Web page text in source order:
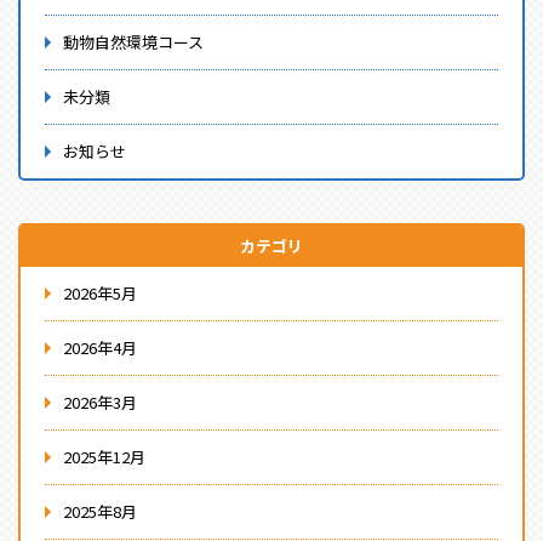
動物自然環境コース
未分類
お知らせ
カテゴリ
2026年5月
2026年4月
2026年3月
2025年12月
2025年8月